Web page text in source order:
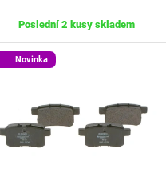
Poslední 2 kusy skladem
Novinka